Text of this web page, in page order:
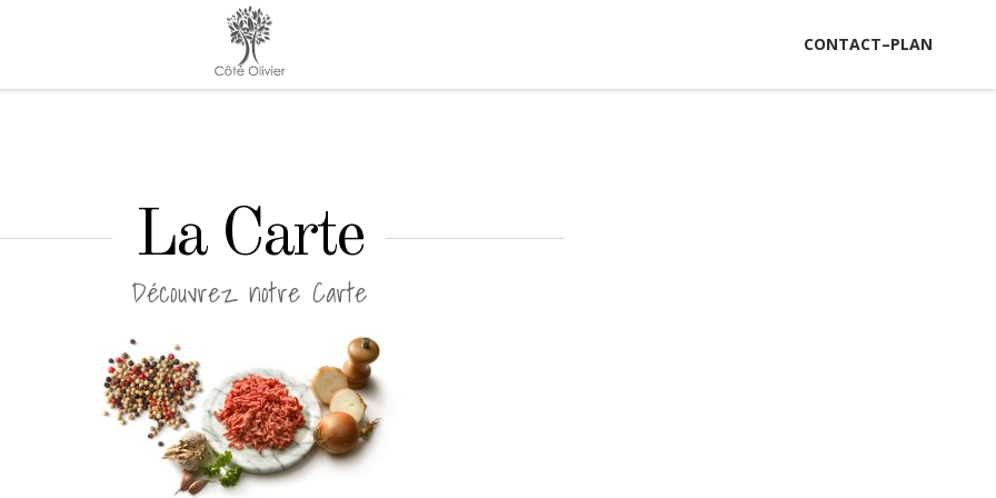
CONTACT–PLAN
La Carte
Découvrez notre Carte